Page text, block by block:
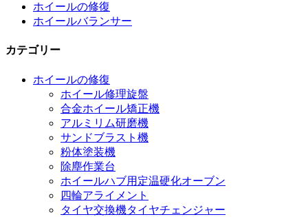
ホイールの修復
ホイールバランサー
カテゴリー
ホイールの修復
ホイール修理旋盤
合金ホイール矯正機
アルミリム研磨機
サンドブラスト機
粉体塗装機
除塵作業台
ホイールハブ用定温硬化オーブン
四輪アライメント
タイヤ交換機タイヤチェンジャー